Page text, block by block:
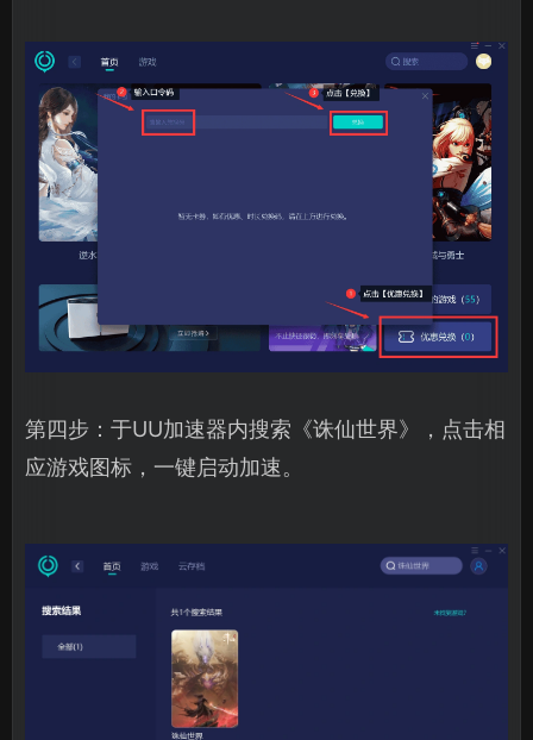
第四步：于UU加速器内搜索《诛仙世界》，点击相
应游戏图标，一键启动加速。